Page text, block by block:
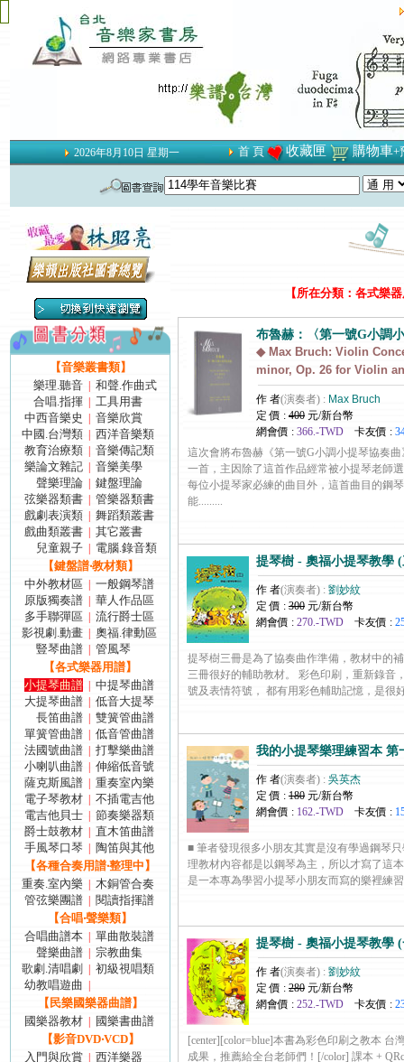
2026年8月10日 星期一 首 頁 收藏匣 購物車+
【音樂叢書類】
樂理.聽音
和聲.作曲式
合唱.指揮
工具用書
中西音樂史
音樂欣賞
中國.台灣類
西洋音樂類
教育治療類
音樂傳記類
樂論文雜記
音樂美學
聲樂理論
鍵盤理論
弦樂器類書
管樂器類書
戲劇表演類
舞蹈類叢書
戲曲類叢書
其它叢書
兒童親子
電腦.錄音類
【鍵盤譜‧教材類】
中外教材區
一般鋼琴譜
原版獨奏譜
華人作品區
多手聯彈區
流行爵士區
影視劇.動畫
奧福.律動區
豎琴曲譜
管風琴
【各式樂器用譜】
小提琴曲譜
中提琴曲譜
大提琴曲譜
低音大提琴
長笛曲譜
雙簧管曲譜
單簧管曲譜
低音管曲譜
法國號曲譜
打擊樂曲譜
小喇叭曲譜
伸縮低音號
薩克斯風譜
重奏室內樂
電子琴教材
不插電吉他
電吉他貝士
節奏樂器類
爵士鼓教材
直木笛曲譜
手風琴口琴
陶笛與其他
【各種合奏用譜‧整理中】
重奏.室內樂
木銅管合奏
管弦樂團譜
閱讀指揮譜
【合唱‧聲樂類】
合唱曲譜本
單曲散裝譜
聲樂曲譜
宗教曲集
歌劇.清唱劇
初級視唱類
幼教唱遊曲
【民樂國樂器曲譜】
國樂器教材
國樂書曲譜
【影音DVD‧VCD】
入門與欣賞
西洋樂器
【所在分類：各式樂
布魯赫：〈第一號G小調
◆ Max Bruch: Violin
minor, Op. 26 for Violin
作 者(演奏者) : Max Bruch
定 價 : 400 元/新台幣
網會價 : 366.-TWD 卡友價 :
這次會將布魯赫《第一號G小調小提琴協奏
一首，主因除了這首作品經常被小提琴老師
每位小提琴家必練的曲目外，這首曲目的鋼
能.........
提琴樹 - 奧福小提琴教學
作 者(演奏者) : 劉妙紋
定 價 : 300 元/新台幣
網會價 : 270.-TWD 卡友價 :
提琴樹三冊是為了協奏曲作準備，教材中的
三冊很好的輔助教材。 彩色印刷，重新錄音
號及表情符號， 都有用彩色輔助記憶，是很
我的小提琴樂理練習本 第
作 者(演奏者) : 吳英杰
定 價 : 180 元/新台幣
網會價 : 162.-TWD 卡友價 :
■ 筆者發現很多小朋友其實是沒有學過鋼琴
理教材內容都是以鋼琴為主，所以才寫了
是一本專為學習小提琴小朋友而寫的樂裡練
提琴樹 - 奧福小提琴教學
作 者(演奏者) : 劉妙紋
定 價 : 280 元/新台幣
網會價 : 252.-TWD 卡友價 :
[center][color=blue]本書為彩色印刷之教本 台
成果，推薦給全台老師們！[/color] 課本 +